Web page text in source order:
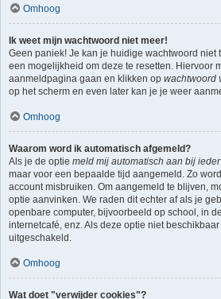
Omhoog
Ik weet mijn wachtwoord niet meer!
Geen paniek! Je kan je huidige wachtwoord niet
een mogelijkheid om deze te resetten. Hiervoor
aanmeldpagina gaan en klikken op wachtwoord
op het scherm en even later kan je je weer
Omhoog
Waarom word ik automatisch afgemeld?
Als je de optie meld mij automatisch aan bij
maar voor een bepaalde tijd aangemeld. Zo
account misbruiken. Om aangemeld te blijven,
optie aanvinken. We raden dit echter af als je
openbare computer, bijvoorbeeld op school, in
internetcafé, enz. Als deze optie niet
uitgeschakeld.
Omhoog
Wat doet "verwijder cookies"?